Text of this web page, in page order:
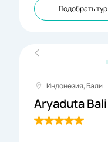
Подобрать тур
Индонезия, Бали
Aryaduta Bali